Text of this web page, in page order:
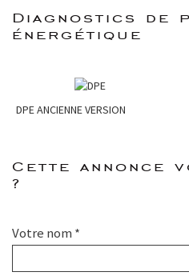
diagnostics de performance
énergétique
DPE ANCIENNE VERSION
cette annonce vous intéresse
?
Votre nom *